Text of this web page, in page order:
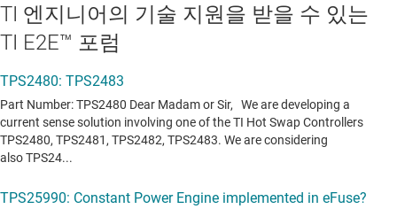
TI 엔지니어의 기술 지원을 받을 수 있는
TI E2E™ 포럼